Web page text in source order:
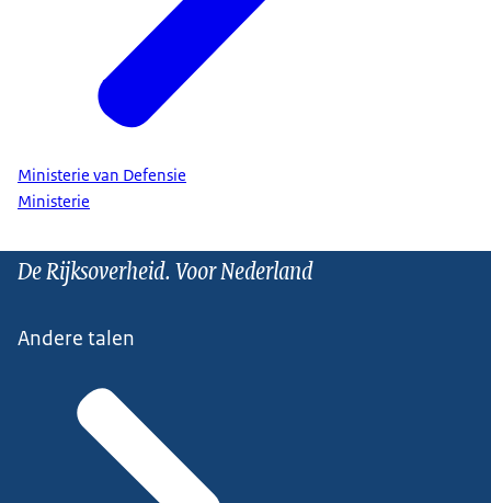
Ministerie van Defensie
Ministerie
De Rijksoverheid. Voor Nederland
Andere talen